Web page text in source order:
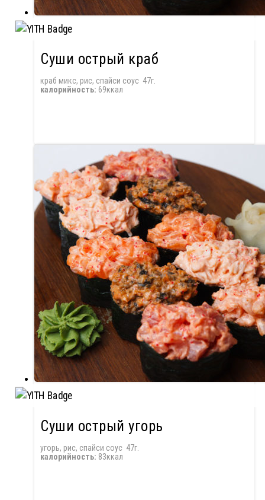
Суши острый краб
краб микс, рис, спайси соус 47г.
калорийность: 69ккал
Суши острый угорь
угорь, рис, спайси соус 47г.
калорийность: 83ккал